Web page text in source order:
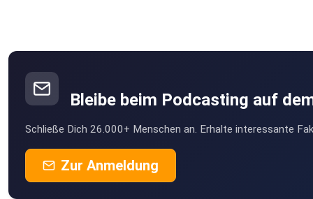
Bleibe beim Podcasting auf
Schließe Dich 26.000+ Menschen an. Erhalte interessante
Zur Anmeldung